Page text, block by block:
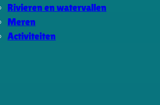
Rivieren en watervallen
Meren
Activiteiten